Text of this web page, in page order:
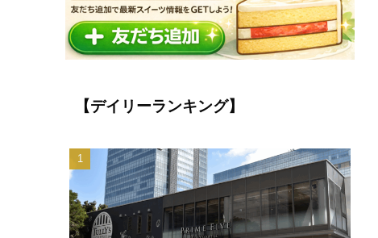
【デイリーランキング】